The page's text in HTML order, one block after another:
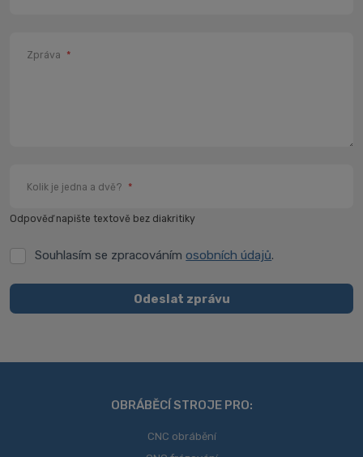
Zpráva *
Kolik je jedna a dvě? *
Odpověď napište textově bez diakritiky
Souhlasím
zpracováním
osobních
Souhlasím se zpracovánímosobních údajů.
Odeslat zprávu
OBRÁBĚCÍ STROJE PRO:
CNC obrábění